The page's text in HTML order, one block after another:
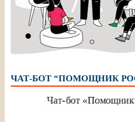
ЧАТ-БОТ “ПОМОЩНИК